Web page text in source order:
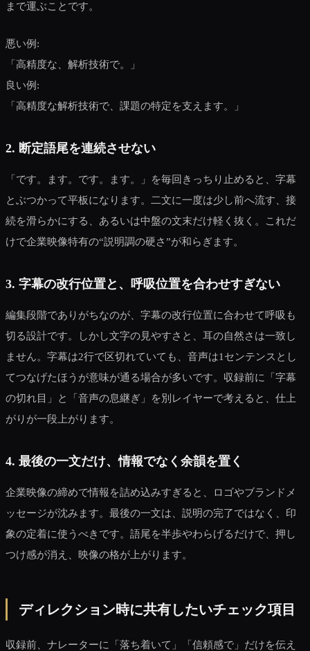
まで運ぶことです。
悪い例:
「高精度な、解析技術で。」
良い例:
「高精度な解析技術で、課題の特定を支えます。」
2. 断定語尾を連続させない
「です。ます。です。ます。」を毎回きっちり止めると、字幕
とぶつかって平板になります。二文に一度は少し前へ流す、接
続を滑らかにする、あるいは中盤の文末だけ軽く抜く。これだ
けで企業映像特有の“説明調の硬さ”が和らぎます。
3. 字幕の改行位置と、呼吸位置を合わせすぎない
編集段階でありがちなのが、字幕の改行位置に合わせて呼吸も
切る設計です。しかし文字の見やすさと、耳の自然さは一致し
ません。字幕は2行で区切れていても、音声は1センテンスとし
てつなげたほうが意味が通る場合が多いです。収録前に「字幕
の切れ目」と「音声の息継ぎ」を別レイヤーで考えると、仕上
がりが一段上がります。
4. 最後の一文だけ、情報でなく余韻を置く
企業映像の締めで情報を詰め込みすぎると、ロゴやブランドメ
ッセージが沈みます。最後の一文は、説明の完了ではなく、印
象の定着に使うべきです。語尾を半歩やわらげるだけで、押し
つけ感が消え、映像の格が上がります。
ディレクション時に共有したいチェック項目
収録前、ナレーターに「落ち着いて」「信頼感で」だけを伝え